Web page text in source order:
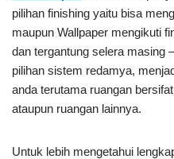
pilihan finishing yaitu bisa
maupun Wallpaper mengikuti
dan tergantung selera masing
pilihan sistem redamya,
anda terutama ruangan
ataupun ruangan lainnya.
Untuk lebih mengetahui